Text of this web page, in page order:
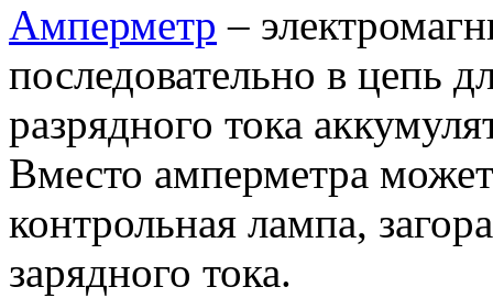
Амперметр –
последовательно в цепь
разрядного тока
Вместо амперметра
контрольная лампа,
зарядного тока.